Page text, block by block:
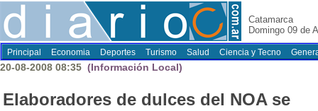
Catamarca
Domingo 09 de
Principal Economia Deportes Turismo Salud Ciencia y Tecno
20-08-2008 08:35 (Información Local)
Elaboradores de dulces del NOA se